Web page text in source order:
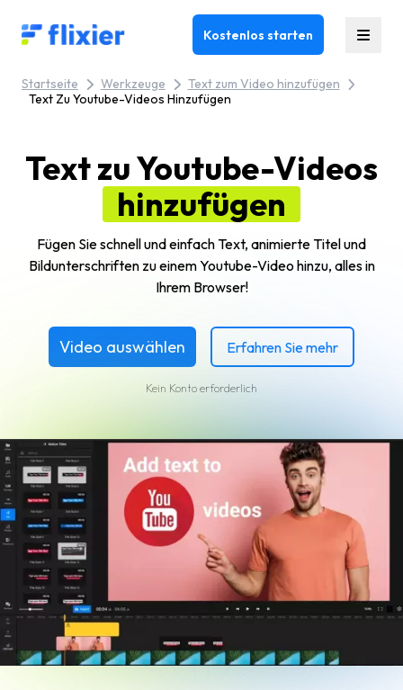
Flixier logo - Home Kostenlos starten
Startseite Werkzeuge
Text zum Video hinzufügen
Text Zu Youtube-Videos Hinzufügen
Text zu Youtube-Videos
hinzufügen
Fügen Sie schnell und einfach Text, animierte Titel und
Bildunterschriften zu einem Youtube-Video hinzu, alles in
Ihrem Browser!
Video auswählen Erfahren Sie mehr
Kein Konto erforderlich